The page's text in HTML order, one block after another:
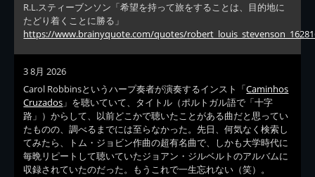
R.L.スティーブンソン「希望を持って旅をすることは、目的地に
たどり着くことに勝る」
https://www.brainyquote.com/quotes/
3 8月 2026
Carol Robbinsというハープ奏者が演奏するインスト「Caminhos
Cruzados 」を聴いていて、タイトル（ポルトガル語で「十字
路」）からして、以前どこかで聴いたことがある曲だと思ってい
たものの、調べるまでには至らなかった。先日、何気なく検索し
てみたら、トム・ジョビン作曲の超有名曲で、しかも大学時代に
毎晩リピートして聴いていたジョアン・ジルベルトのアルバムに
収録されていたのだった。もうこれで一生忘れない（笑）。